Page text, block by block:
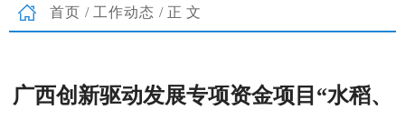
首页 / 工作动态 /正文
广西创新驱动发展专项资金项目“水稻、